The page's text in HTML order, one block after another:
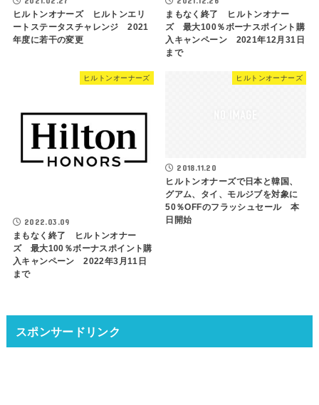
ヒルトンオナーズ ヒルトンエリ
ートステータスチャレンジ 2021
年度に若干の変更
まもなく終了 ヒルトンオナー
ズ 最大100％ボーナスポイント購
入キャンペーン 2021年12月31日
まで
ヒルトンオーナーズ
2022.03.09
まもなく終了 ヒルトンオナー
ズ 最大100％ボーナスポイント購
入キャンペーン 2022年3月11日
まで
ヒルトンオーナーズ
2018.11.20
ヒルトンオナーズで日本と韓国、
グアム、タイ、モルジブを対象に
50％OFFのフラッシュセール 本
日開始
スポンサードリンク